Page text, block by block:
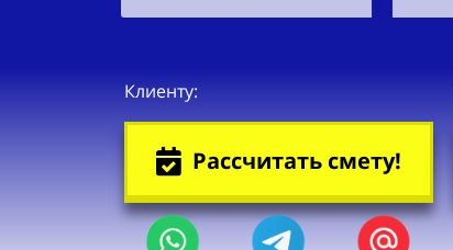
Клиенту:
Рассчитать смету!